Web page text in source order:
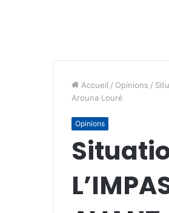
Accueil / Opinions /
Arouna Louré
Opinions